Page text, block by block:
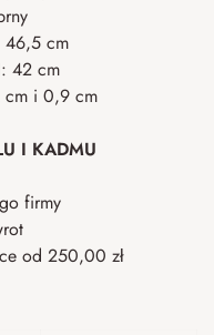
46,5 cm
: 42 cm
cm i 0,9 cm
I KADMU
firmy
od 250,00 zł